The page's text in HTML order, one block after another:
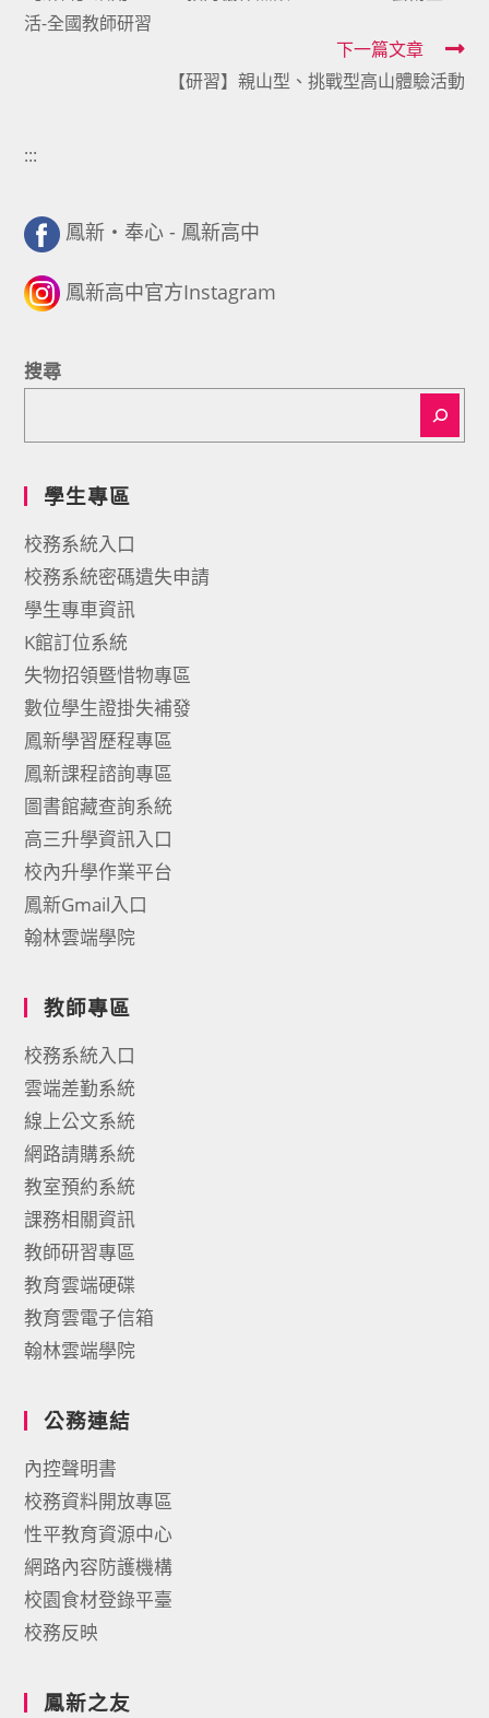
articles
活-全國教師研習
下一篇文章
【研習】親山型、挑戰型高山體驗活動
:::
鳳新・奉心 - 鳳新高中
鳳新高中官方Instagram
搜尋
學生專區
校務系統入口
校務系統密碼遺失申請
學生專車資訊
K館訂位系統
失物招領暨惜物專區
數位學生證掛失補發
鳳新學習歷程專區
鳳新課程諮詢專區
圖書館藏查詢系統
高三升學資訊入口
校內升學作業平台
鳳新Gmail入口
翰林雲端學院
教師專區
校務系統入口
雲端差勤系統
線上公文系統
網路請購系統
教室預約系統
課務相關資訊
教師研習專區
教育雲端硬碟
教育雲電子信箱
翰林雲端學院
公務連結
內控聲明書
校務資料開放專區
性平教育資源中心
網路內容防護機構
校園食材登錄平臺
校務反映
鳳新之友